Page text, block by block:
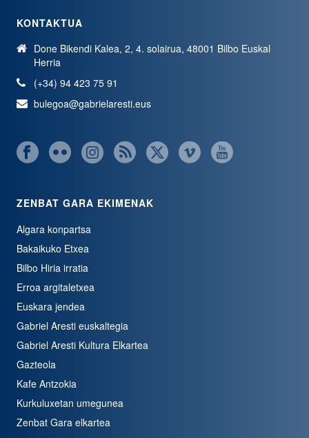
KONTAKTUA
Done Bikendi Kalea, 2, 4. solairua, 48001 Bilbo Euskal
Herria
(+34) 94 423 75 91
bulegoa@gabrielaresti.eus
ZENBAT GARA EKIMENAK
Algara konpartsa
Bakaikuko Etxea
Bilbo Hiria irratia
Erroa argitaletxea
Euskara jendea
Gabriel Aresti euskaltegia
Gabriel Aresti Kultura Elkartea
Gazteola
Kafe Antzokia
Kurkuluxetan umegunea
Zenbat Gara elkartea